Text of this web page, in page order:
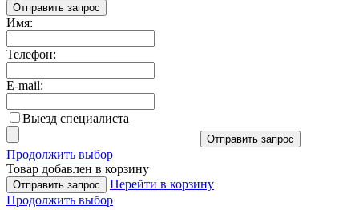
Отправить запрос
Имя:
Телефон:
E-mail:
Выезд специалиста
Отправить запрос
Продолжить выбор
Товар добавлен в корзину
Отправить запрос
Перейти в корзину
Продолжить выбор